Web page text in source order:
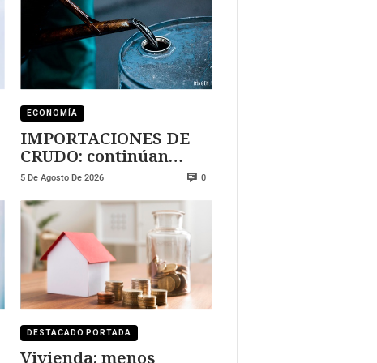
ECONOMÍA
IMPORTACIONES DE
CRUDO: continúan
creciendo
5 De Agosto De 2026 0
DESTACADO PORTADA
Vivienda: menos